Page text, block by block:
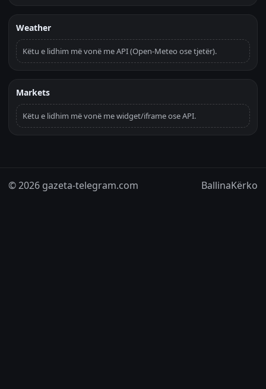
Weather
Këtu e lidhim më vonë me API (Open-Meteo ose tjetër).
Markets
Këtu e lidhim më vonë me widget/iframe ose API.
© 2026 gazeta-telegram.com BallinaKërko